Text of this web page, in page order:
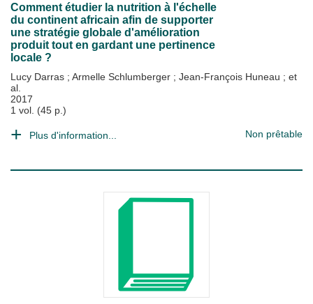
Comment étudier la nutrition à l'échelle
du continent africain afin de supporter
une stratégie globale d'amélioration
produit tout en gardant une pertinence
locale ?
Lucy Darras ; Armelle Schlumberger ; Jean-François Huneau ; et
al.
2017
1 vol. (45 p.)
Plus d'information... Non prêtable